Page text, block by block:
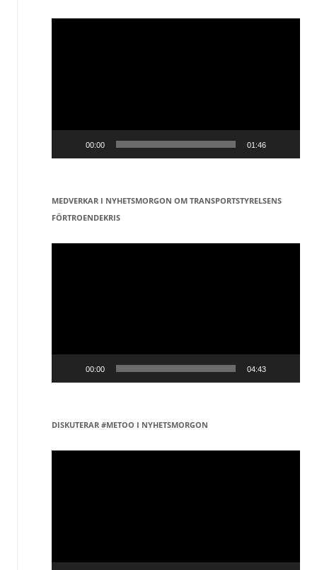
Videospelare
00:00 01:46
MEDVERKAR I NYHETSMORGON OM TRANSPORTSTYRELSENS
FÖRTROENDEKRIS
Videospelare
00:00 04:43
DISKUTERAR #METOO I NYHETSMORGON
Videospelare